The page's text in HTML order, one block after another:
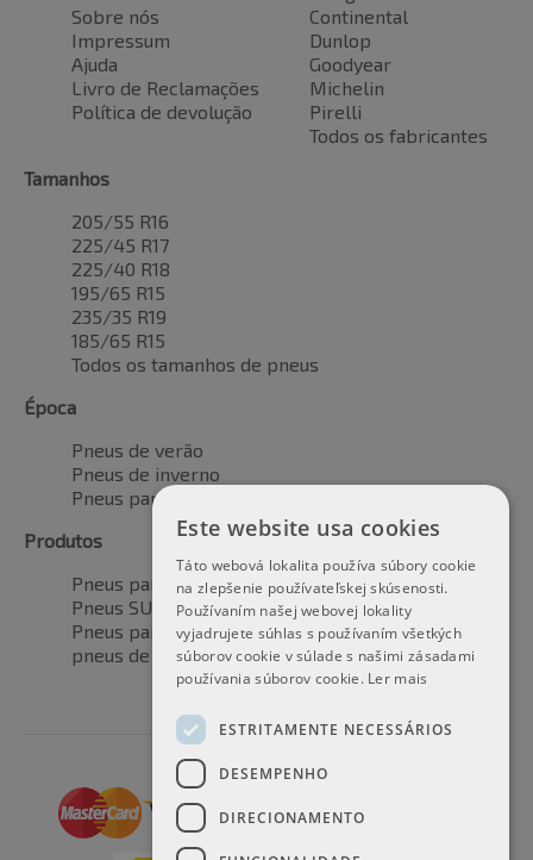
Sobre nós
Impressum
Ajuda
Livro de Reclamações
Política de devolução
Continental
Dunlop
Goodyear
Michelin
Pirelli
Todos os fabricantes
Tamanhos
205/55 R16
225/45 R17
225/40 R18
195/65 R15
235/35 R19
185/65 R15
Todos os tamanhos de pneus
Época
Pneus de verão
Pneus de inverno
Pneus para todas as estações
Produtos
Pneus para automóveis
Pneus SUV / 4x4
Pneus para veículos de transporte
pneus de motocicleta
Este website usa cookies
Táto webová lokalita používa súbory cookie
na zlepšenie používateľskej skúsenosti.
Používaním našej webovej lokality
vyjadrujete súhlas s používaním všetkých
súborov cookie v súlade s našimi zásadami
používania súborov cookie. Ler mais
ESTRITAMENTE NECESSÁRIOS
DESEMPENHO
DIRECIONAMENTO